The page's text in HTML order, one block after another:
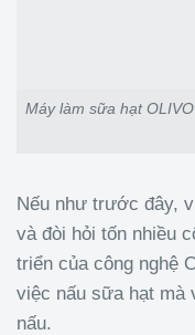
Máy làm sữa hạt
Nếu như trước đây,
và đòi hỏi tốn nhiều
triển của công nghệ
việc nấu sữa hạt mà
nấu.